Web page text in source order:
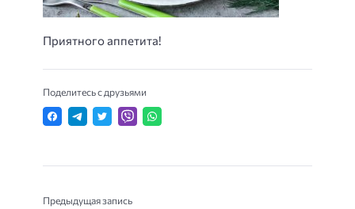
Приятного аппетита!
Поделитесь с друзьями
Предыдущая запись